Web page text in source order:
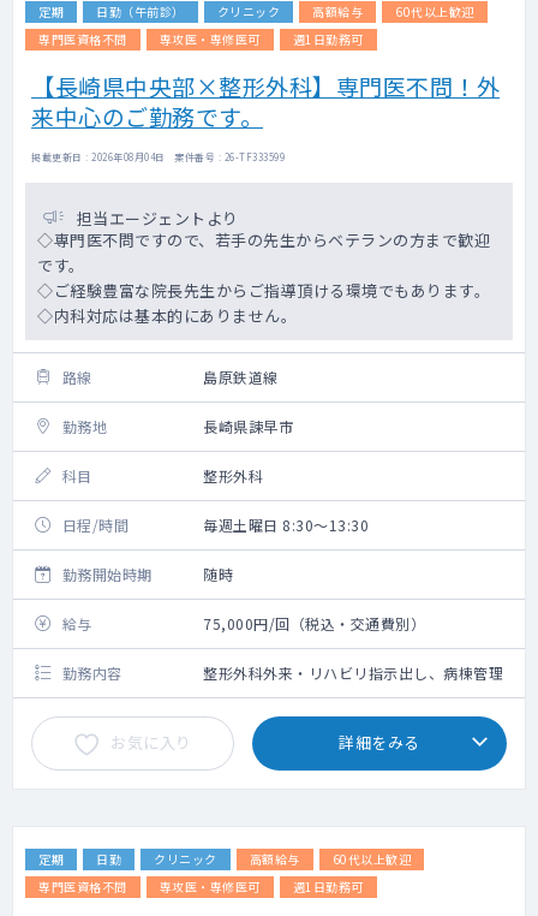
定期 日勤（午前診） クリニック 高額給与
60代以上歓迎
専門医資格不問
専攻医・専修医可 週1日勤務可
【長崎県中央部×整形外科】専門医不問！外
来中心のご勤務です。
掲載更新日 : 2026年08月04日 案件番号 : 26-TF333599
担当エージェントより
◇専門医不問ですので、若手の先生からベテランの方まで歓迎
です。
◇ご経験豊富な院長先生からご指導頂ける環境でもあります。
◇内科対応は基本的にありません。
路線 島原鉄道線
勤務地 長崎県諫早市
科目 整形外科
日程/時間 毎週土曜日 8:30～13:30
勤務開始時期 随時
給与 75,000円/回（税込・交通費別）
勤務内容 整形外科外来・リハビリ指示出し、病棟管理
お気に入り 詳細をみる
定期 日勤 クリニック 高額給与
60代以上歓迎
専門医資格不問
専攻医・専修医可 週1日勤務可